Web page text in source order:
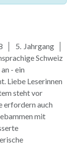
│ 5. Jahrgang │
Schweiz
- ein
Liebe Leserinnen
steht vor
erfordern auch
mit